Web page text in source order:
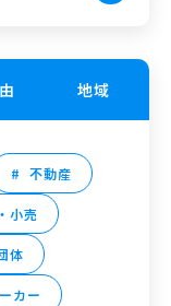
不動産
小売
体
カー
地域